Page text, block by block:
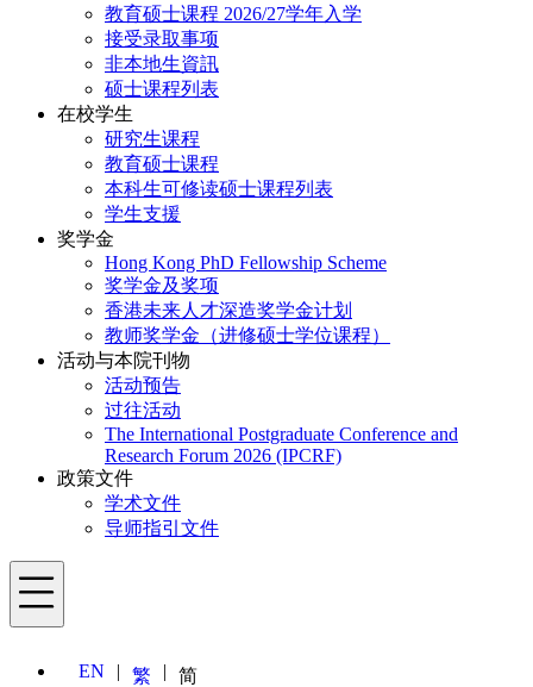
教育硕士课程 2026/27学年入学
接受录取事项
非本地生資訊
硕士课程列表
在校学生
研究生课程
教育硕士课程
本科生可修读硕士课程列表
学生支援
奖学金
Hong Kong PhD Fellowship Scheme
奖学金及奖项
香港未来人才深造奖学金计划
教师奖学金（进修硕士学位课程）
活动与本院刊物
活动预告
过往活动
The International Postgraduate Conference and
Research Forum 2026 (IPCRF)
政策文件
学术文件
导师指引文件
Menu
EN 繁 简